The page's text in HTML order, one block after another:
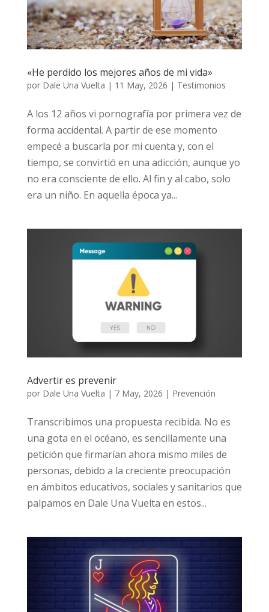
porDale Una Vuelta|11 May, 2026| Testimonios
de forma accidental. A partir de ese momento
empecé a buscarla por mi cuenta y, con el
tiempo, se convirtió en una adicción, aunque
yo no era consciente de ello. Al fin y al cabo,
solo era un niño. En aquella época ya...
porDale Una Vuelta|7 May, 2026
una gota en el océano, es sencillamente una
petición que firmarían ahora mismo miles de
personas, debido a la creciente preocupación
en ámbitos educativos, sociales y sanitarios
que palpamos en Dale Una Vuelta en estos...